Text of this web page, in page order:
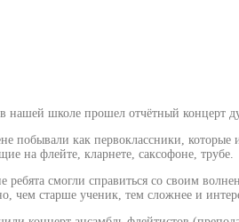
нашей школе прошел отчётный концерт
побывали как первоклассники,
на флейте, кларнете, саксофоне, трубе.
ребята смогли справиться со своим
чем старше ученик, тем сложнее и